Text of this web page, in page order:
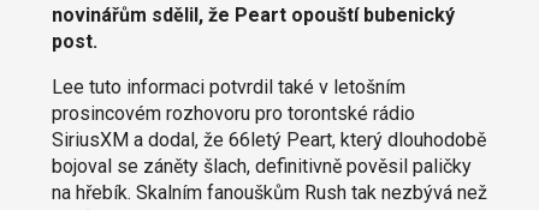
novinářům sdělil, že Peart opouští bubenický
post.
Lee tuto informaci potvrdil také v letošním
prosincovém rozhovoru pro torontské rádio
SiriusXM a dodal, že 66letý Peart, který dlouhodobě
bojoval se záněty šlach, definitivně pověsil paličky
na hřebík. Skalním fanouškům Rush tak nezbývá než